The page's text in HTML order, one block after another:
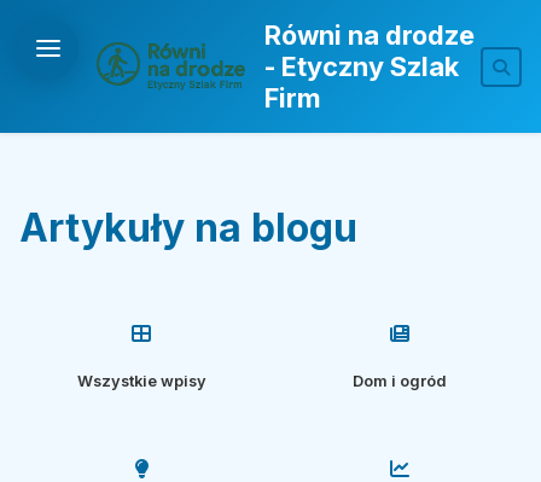
Równi na drodze
- Etyczny Szlak
Firm
Artykuły na blogu
Wszystkie wpisy Dom i ogród